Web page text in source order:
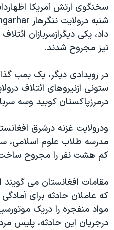
فرهنگ و زندگی
حقوق شهروندی
اقتصادی
علم و فناوری
اسرائیل در جنگ
گالری عکس
آرشیو پخش زنده
مستندها
انتخابات ریاست جمهوری آمریکا ۲۰۲۴
حمله جمهوری اسلامی به اسرائیل
رمز مهسا
ورزش زنان در ایران
اعتراضات زن، زندگی، آزادی
مجموعه مستندهای دادخواهی
تریبونال مردمی آبان ۹۸
دادگاه حمید نوری
چهل سال گروگان‌گیری
قانون شفافیت دارائی کادر
اعتراضات مردمی آبان ۹۸
دنبال کنید
زبانهای مختلف
سخنگوی ارتش آمريکا
داد، يکی ديگرازسربازان
نيز مجروح شدند.
در رويدادی ديگر، يک بمب
درمرزپاکستان کوبيد وسه
ودرولايت غزنه درشرق
مدرسه طلاب علوم اسلامی،
کم هشت نفر را مجروح
مقامات افغانستان می گويند
که عاملان حادثه برای
مواد منفجره را دريک
درجريان اين حادثه، پليس